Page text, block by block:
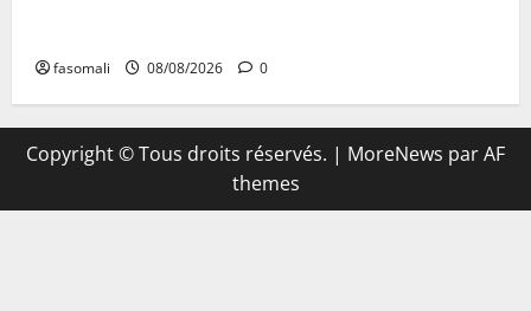
fasomali 08/08/2026 0
Copyright © Tous droits réservés. | MoreNews par AF
themes